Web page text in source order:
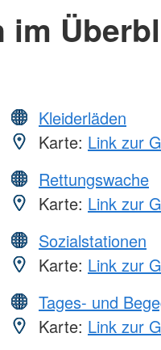
im
Kleiderläden
Karte: Link zur
Rettungswache
Karte: Link zur
Sozialstationen
Karte: Link zur
Tages- und
Karte: Link zur